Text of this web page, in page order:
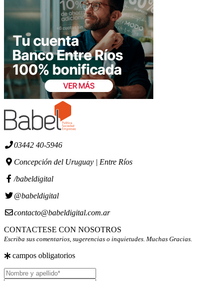
03442 40-5946
Concepción del Uruguay | Entre Ríos
/babeldigital
@babeldigital
contacto@babeldigital.com.ar
CONTACTESE CON NOSOTROS
Escriba sus comentarios, sugerencias o inquietudes. Muchas Gracias.
campos obligatorios
Nombre